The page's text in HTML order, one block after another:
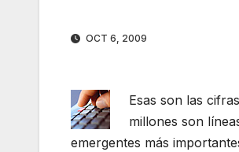
OCT 6, 2009
Esas son las
millones son
emergentes más